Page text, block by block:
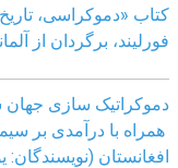
کتاب «دموکراسی،
فورليند، برگردان از
دموکراتیک سازی
همراه با درآمدی بر
افغانستان (نویسندگان: